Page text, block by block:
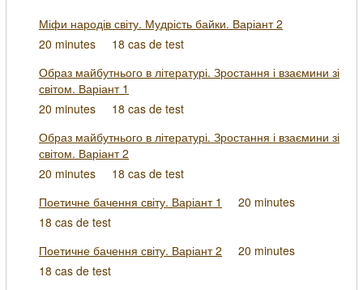
Міфи народів світу. Мудрість байки. Варіант 2
20 minutes
18 cas de test
Образ майбутнього в літературі. Зростання і взаємини зі
світом. Варіант 1
20 minutes
18 cas de test
Образ майбутнього в літературі. Зростання і взаємини зі
світом. Варіант 2
20 minutes
18 cas de test
Поетичне бачення світу. Варіант 1
20 minutes
18 cas de test
Поетичне бачення світу. Варіант 2
20 minutes
18 cas de test